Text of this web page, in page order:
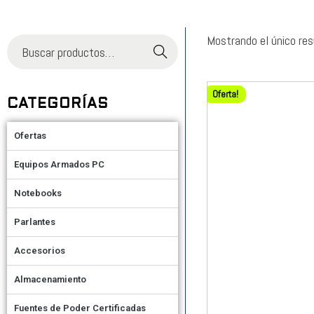
Buscar
CATEGORÍAS
Ofertas
Equipos Armados PC
Notebooks
Parlantes
Accesorios
Almacenamiento
Fuentes de Poder Certificadas
Mostrando el único
Oferta!